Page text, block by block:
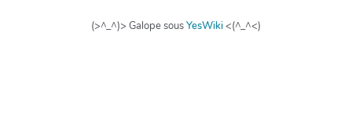
(>^_^)> Galope sousYesWiki<(^_^<)